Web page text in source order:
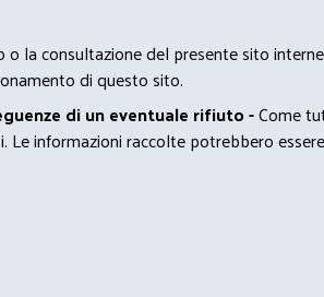
la consultazione del presente sito
di questo sito.
di un eventuale rifiuto -Come
informazioni raccolte potrebbero